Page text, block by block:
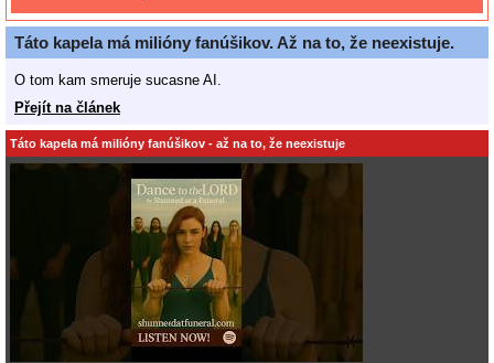
Táto kapela má milióny fanúšikov. Až na to, že neexistuje.
O tom kam smeruje sucasne AI.
Přejít na článek
Táto kapela má milióny fanúšikov - až na to, že neexistuje